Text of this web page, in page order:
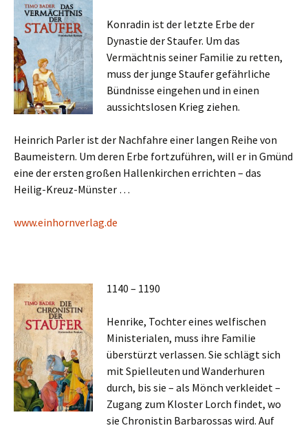
Konradin ist der letzte Erbe der
Dynastie der Staufer. Um das
Vermächtnis seiner Familie zu retten,
muss der junge Staufer gefährliche
Bündnisse eingehen und in einen
aussichtslosen Krieg ziehen.
Heinrich Parler ist der Nachfahre einer langen Reihe von
Baumeistern. Um deren Erbe fortzuführen, will er in Gmünd
eine der ersten großen Hallenkirchen errichten – das
Heilig-Kreuz-Münster …
www.einhornverlag.de
1140 – 1190
Henrike, Tochter eines welfischen
Ministerialen, muss ihre Familie
überstürzt verlassen. Sie schlägt sich
mit Spielleuten und Wanderhuren
durch, bis sie – als Mönch verkleidet –
Zugang zum Kloster Lorch findet, wo
sie Chronistin Barbarossas wird. Auf